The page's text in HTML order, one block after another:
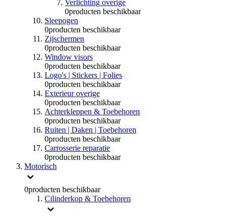
Verlichting overige
0producten beschikbaar
Sleepogen
0producten beschikbaar
Zijschermen
0producten beschikbaar
Window visors
0producten beschikbaar
Logo's | Stickers | Folies
0producten beschikbaar
Exterieur overige
0producten beschikbaar
Achterkleppen & Toebehoren
0producten beschikbaar
Ruiten | Daken | Toebehoren
0producten beschikbaar
Carrosserie reparatie
0producten beschikbaar
Motorisch
0producten beschikbaar
Cilinderkop & Toebehoren